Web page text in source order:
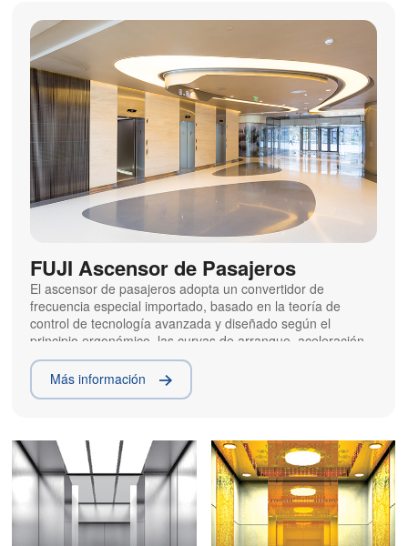
FUJI Ascensor de Pasajeros
El ascensor de pasajeros adopta un convertidor de
frecuencia especial importado, basado en la teoría de
control de tecnología avanzada y diseñado según el
principio ergonómico, las curvas de arranque, aceleración
y frenado logran una mayor comodidad, y es un sistema
de accionamiento de conversión de frecuencia de control
vectorial de corriente real. El sistema de accionamiento
de control de grupo inteligente puede controlar 8
ascensores al mismo tiempo, y la inteligencia artificial
avanzada y la base de datos de funcionamiento mejoran
enormemente la eficiencia de funcionamiento,
minimizando así el tiempo de espera de los pasajeros.
Más información